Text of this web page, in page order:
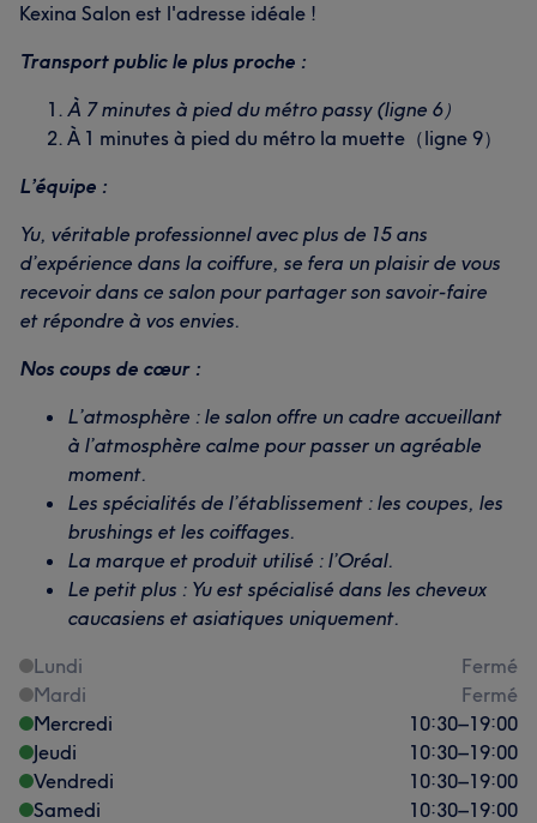
Kexina Salon est l'adresse idéale !
Transport public le plus proche :
À 7 minutes à pied du métro passy (ligne 6）
À 1 minutes à pied du métro la muette（ligne 9）
L’équipe :
Yu, véritable professionnel avec plus de 15 ans
d’expérience dans la coiffure, se fera un plaisir de vous
recevoir dans ce salon pour partager son savoir-faire
et répondre à vos envies.
Nos coups de cœur :
L’atmosphère : le salon offre un cadre accueillant
à l’atmosphère calme pour passer un agréable
moment.
Les spécialités de l’établissement : les coupes, les
brushings et les coiffages.
La marque et produit utilisé : l’Oréal.
Le petit plus : Yu est spécialisé dans les cheveux
caucasiens et asiatiques uniquement.
Lundi
Fermé
Mardi
Fermé
Mercredi
10:30–19:00
Jeudi
10:30–19:00
Vendredi
10:30–19:00
Samedi
10:30–19:00